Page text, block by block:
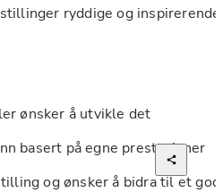
ryddige og inspirerende
ønsker å utvikle det
basert på egne prestasjoner
og ønsker å bidra til et